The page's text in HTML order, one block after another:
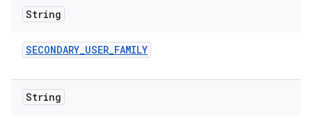
String
SECONDARY_USER_FAMILY
String